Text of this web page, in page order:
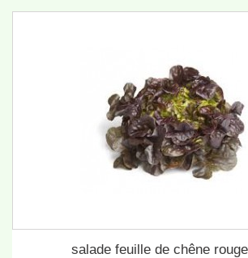
salade feuille de chêne